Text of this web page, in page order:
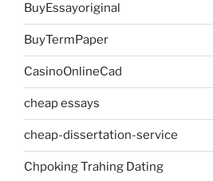
BuyEssayoriginal
BuyTermPaper
CasinoOnlineCad
cheap essays
cheap-dissertation-service
Chpoking Trahing Dating